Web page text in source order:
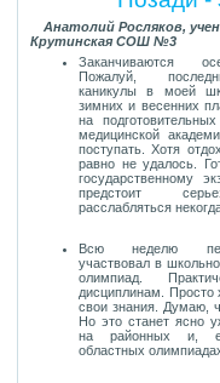
Анатолий Росляков,
Крутинская СОШ №3
Заканчиваются
Пожалуй,
каникулы в моей
зимних и весенних
на
медицинской
поступать. Хотя
равно не удалось.
государственному
предстоит
расслабляться
Всю неделю
участвовал в
олимпиад.
дисциплинам. Просто
свои знания. Думаю,
Но это станет ясно
на районных и,
областных